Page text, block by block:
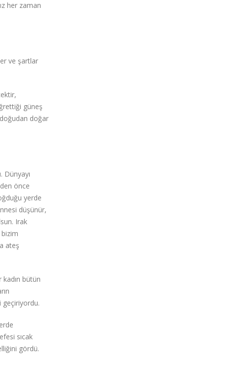
her zaman
ve şartlar
güneş
doğar
Dünyayı
önce
yerde
düşünür,
Irak
bizim
ateş
bütün
sıcak
gördü.